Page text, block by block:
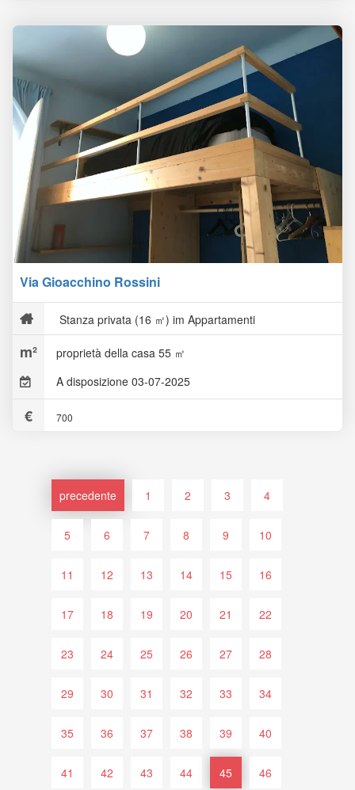
Via Gioacchino Rossini
Stanza privata (16 ㎡) im Appartamenti
proprietà della casa 55 ㎡
A disposizione 03-07-2025
700
precedente 1 2 3 4
5 6 7 8 9 10
11 12 13 14 15 16
17 18 19 20 21 22
23 24 25 26 27 28
29 30 31 32 33 34
35 36 37 38 39 40
41 42 43 44 45 46